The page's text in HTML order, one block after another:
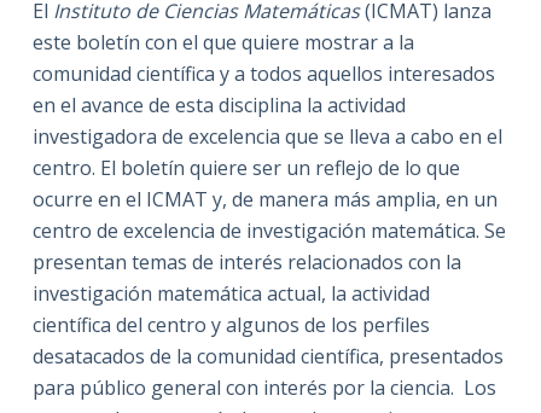
El Instituto de Ciencias Matemáticas(ICMAT) lanza
este boletín con el que quiere mostrar a la
comunidad científica y a todos aquellos interesados
en el avance de esta disciplina la actividad
investigadora de excelencia que se lleva a cabo en el
centro. El boletín quiere ser un reflejo de lo que
ocurre en el ICMAT y, de manera más amplia, en un
centro de excelencia de investigación matemática. Se
presentan temas de interés relacionados con la
investigación matemática actual, la actividad
científica del centro y algunos de los perfiles
desatacados de la comunidad científica, presentados
para público general con interés por la ciencia. Los